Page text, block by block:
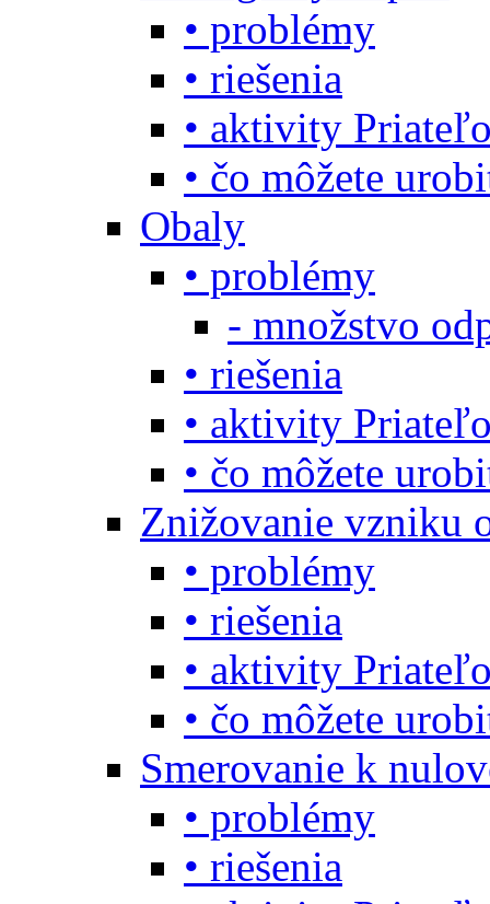
• problémy
• riešenia
• aktivity
• čo môžete
Obaly
• problémy
- množstvo
• riešenia
• aktivity
• čo môžete
Znižovanie vzniku
• problémy
• riešenia
• aktivity
• čo môžete
Smerovanie k
• problémy
• riešenia